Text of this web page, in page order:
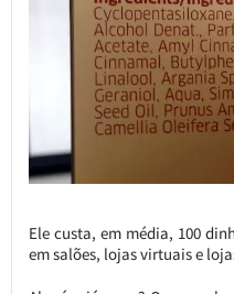
Ele custa, em média, 100
em salões, lojas virtuais e